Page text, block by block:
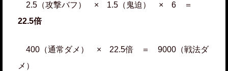
2.5（攻撃バフ） × 1.5（鬼迫） × 6 ＝
22.5倍
400（通常ダメ） × 22.5倍 ＝ 9000（戦法ダ
メ）